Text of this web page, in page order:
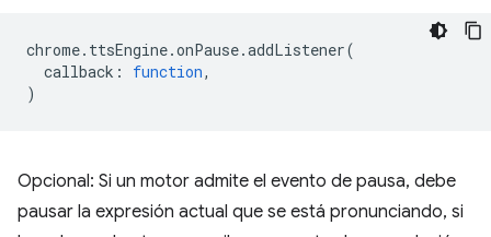
chrome. ttsEngine.onPause.addListener(
callback : function,
)
Opcional: Si un motor admite el evento de pausa, debe
pausar la expresión actual que se está pronunciando, si